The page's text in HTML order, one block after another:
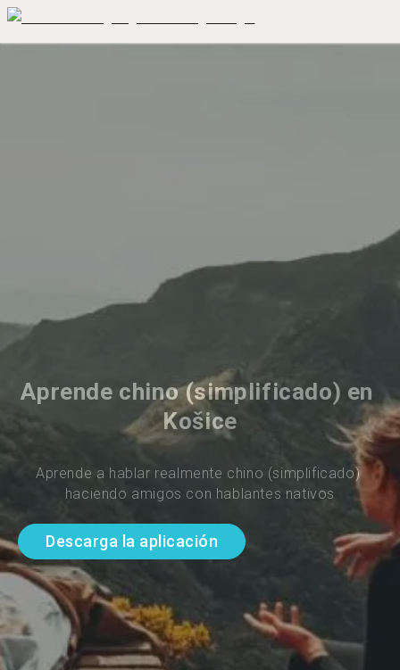
Aprende chino (simplificado) en
Košice
Aprende a hablar realmente chino (simplificado)
haciendo amigos con hablantes nativos
Descarga la aplicación